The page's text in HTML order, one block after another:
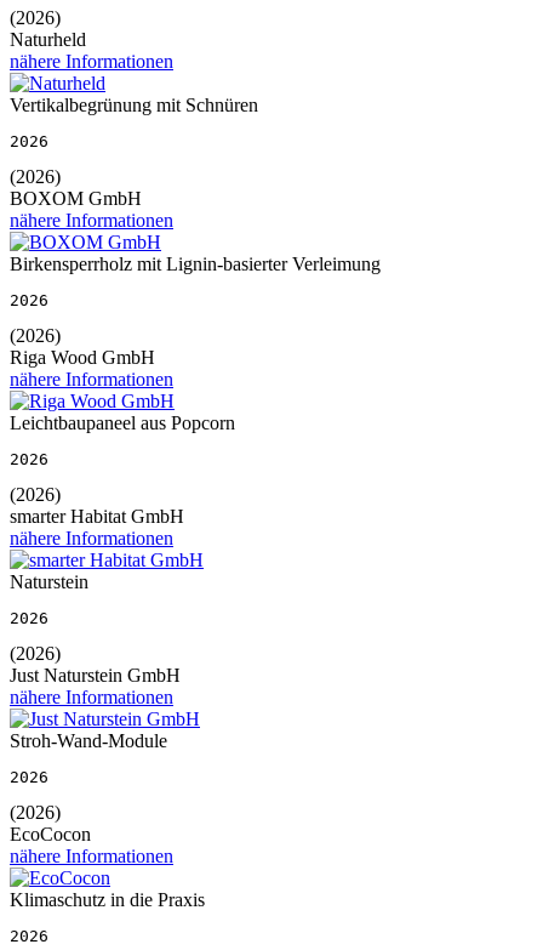
(2026)
Naturheld
nähere Informationen
Vertikalbegrünung mit Schnüren
2026
(2026)
BOXOM GmbH
nähere Informationen
Birkensperrholz mit Lignin-basierter Verleimung
2026
(2026)
Riga Wood GmbH
nähere Informationen
Leichtbaupaneel aus Popcorn
2026
(2026)
smarter Habitat GmbH
nähere Informationen
Naturstein
2026
(2026)
Just Naturstein GmbH
nähere Informationen
Stroh-Wand-Module
2026
(2026)
EcoCocon
nähere Informationen
Klimaschutz in die Praxis
2026